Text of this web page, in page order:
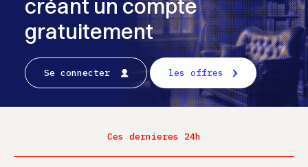
créant un compte
gratuitement
Se connecter les offres
Ces dernieres 24h